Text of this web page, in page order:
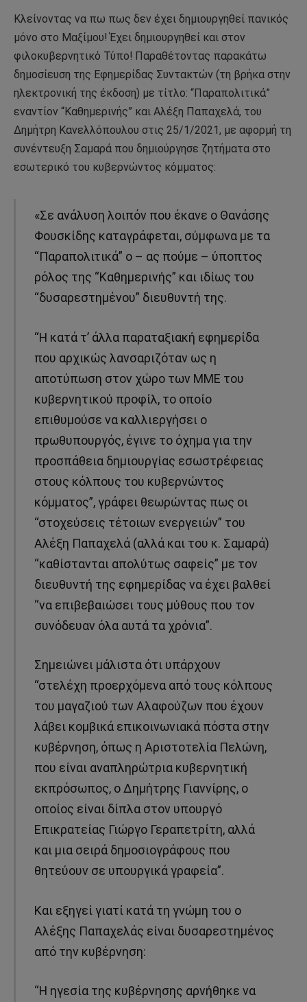
Κλείνοντας να πω πως δεν έχει δημιουργηθεί πανικός
μόνο στο Μαξίμου! Έχει δημιουργηθεί και στον
φιλοκυβερνητικό Τύπο! Παραθέτοντας παρακάτω
δημοσίευση της Εφημερίδας Συντακτών (τη βρήκα στην
ηλεκτρονική της έκδοση) με τίτλο: “Παραπολιτικά”
εναντίον “Καθημερινής” και Αλέξη Παπαχελά, του
Δημήτρη Κανελλόπουλου στις 25/1/2021, με αφορμή τη
συνέντευξη Σαμαρά που δημιούργησε ζητήματα στο
εσωτερικό του κυβερνώντος κόμματος:
«Σε ανάλυση λοιπόν που έκανε ο Θανάσης
Φουσκίδης καταγράφεται, σύμφωνα με τα
“Παραπολιτικά” ο – ας πούμε – ύποπτος
ρόλος της “Καθημερινής” και ιδίως του
“δυσαρεστημένου” διευθυντή της.
“Η κατά τ’ άλλα παραταξιακή εφημερίδα
που αρχικώς λανσαριζόταν ως η
αποτύπωση στον χώρο των ΜΜΕ του
κυβερνητικού προφίλ, το οποίο
επιθυμούσε να καλλιεργήσει ο
πρωθυπουργός, έγινε το όχημα για την
προσπάθεια δημιουργίας εσωστρέφειας
στους κόλπους του κυβερνώντος
κόμματος”, γράφει θεωρώντας πως οι
“στοχεύσεις τέτοιων ενεργειών” του
Αλέξη Παπαχελά (αλλά και του κ. Σαμαρά)
“καθίστανται απολύτως σαφείς” με τον
διευθυντή της εφημερίδας να έχει βαλθεί
“να επιβεβαιώσει τους μύθους που τον
συνόδευαν όλα αυτά τα χρόνια”.
Σημειώνει μάλιστα ότι υπάρχουν
“στελέχη προερχόμενα από τους κόλπους
του μαγαζιού των Αλαφούζων που έχουν
λάβει κομβικά επικοινωνιακά πόστα στην
κυβέρνηση, όπως η Αριστοτελία Πελώνη,
που είναι αναπληρώτρια κυβερνητική
εκπρόσωπος, ο Δημήτρης Γιαννίρης, ο
οποίος είναι δίπλα στον υπουργό
Επικρατείας Γιώργο Γεραπετρίτη, αλλά
και μια σειρά δημοσιογράφους που
θητεύουν σε υπουργικά γραφεία”.
Και εξηγεί γιατί κατά τη γνώμη του ο
Αλέξης Παπαχελάς είναι δυσαρεστημένος
από την κυβέρνηση:
“Η ηγεσία της κυβέρνησης αρνήθηκε να